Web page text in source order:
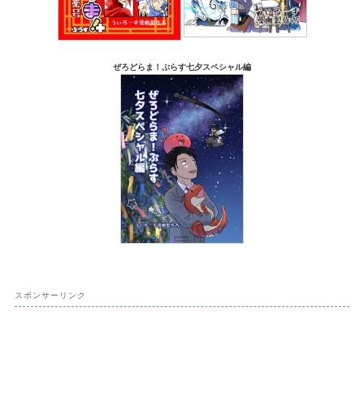
ぜろどらま！ぷらす七夕スペシャル編
スポンサーリンク